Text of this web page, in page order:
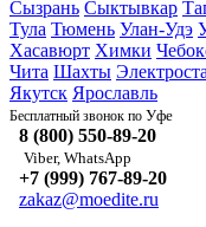
Сызрань Сыктывкар
Тула Тюмень Улан-Удэ
Хасавюрт Химки
Чита Шахты
Якутск Ярославль
Бесплатный звонок по Уфе
8 (800) 550-89-20
Viber, WhatsApp
+7 (999) 767-89-20
zakaz@moedite.ru